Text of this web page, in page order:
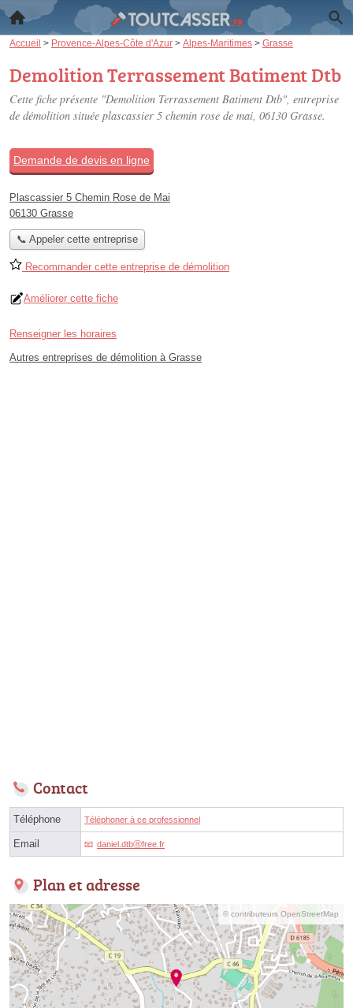
Accueil > Provence-Alpes-Côte d'Azur > Alpes-Maritimes > Grasse
Demolition Terrassement Batiment Dtb
Cette fiche présente "Demolition Terrassement Batiment Dtb", entreprise
de démolition située plascassier 5 chemin rose de mai, 06130 Grasse.
Demande de devis en ligne
Plascassier 5 Chemin Rose de Mai
06130 Grasse
📞 Appeler cette entreprise
Recommander cette entreprise de démolition
Améliorer cette fiche
Renseigner les horaires
Autres entreprises de démolition à Grasse
Contact
Téléphone Téléphoner à ce professionnel
Email daniel.dtbⓐfree.fr
Plan et adresse
© contributeurs OpenStreetMap